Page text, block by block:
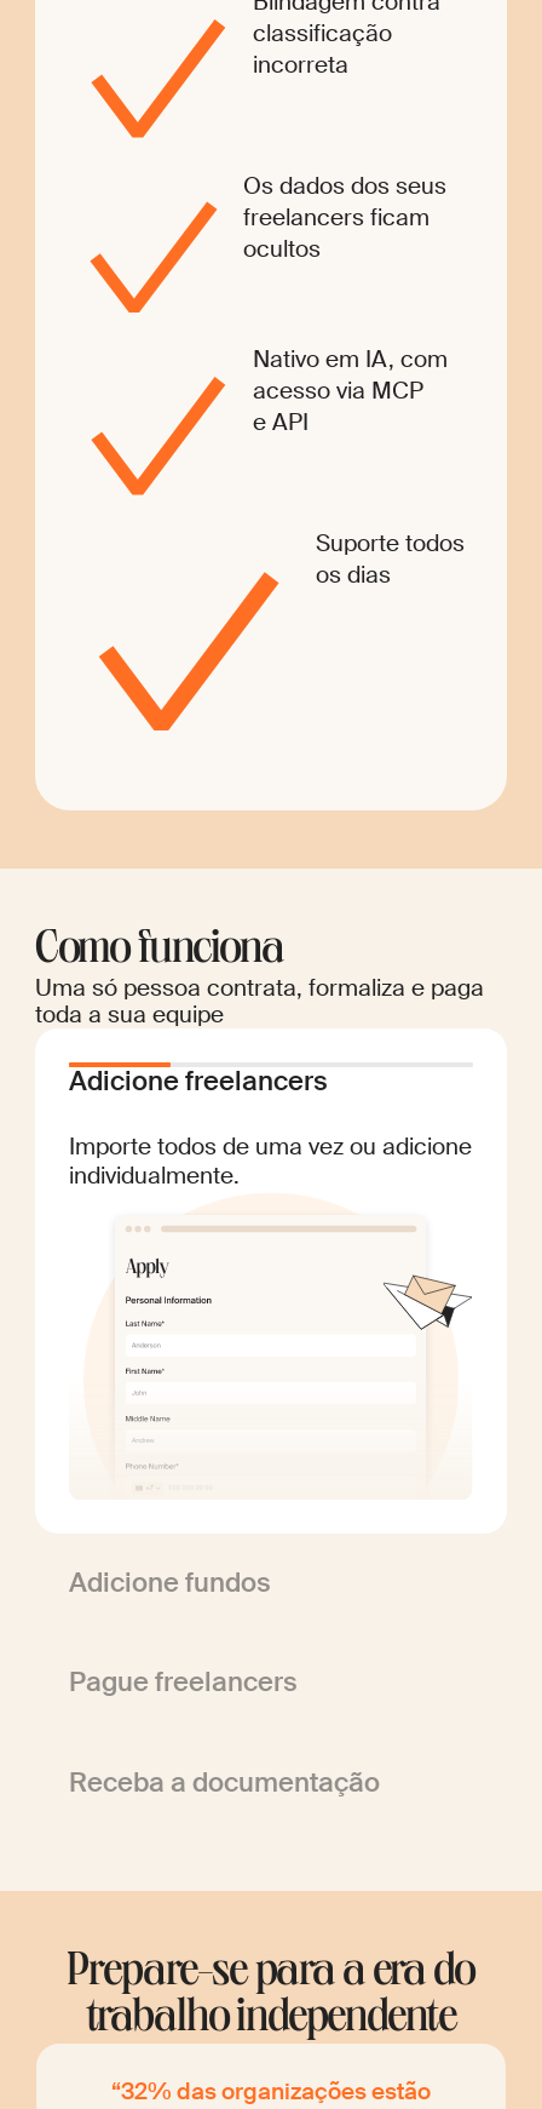
classificação
incorreta
Os dados dos seus
freelancers ficam
ocultos
Nativo em IA, com
acesso via MCP
e API
Suporte todos
os dias
Como funciona
Uma só pessoa contrata, formaliza e paga
toda a sua equipe
Adicione freelancers
Importe todos de uma vez ou adicione
individualmente.
Adicione fundos
Pague freelancers
Receba a documentação
Prepare-se para a era do
trabalho independente
“32% das organizações estão